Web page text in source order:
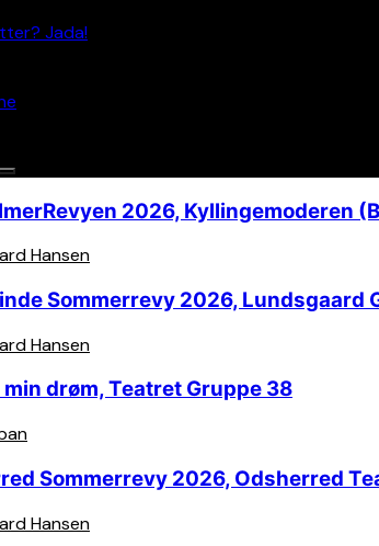
Jada!
2026, Kyllingemoderen
Hansen
Sommerrevy 2026, Lundsgaard
Hansen
drøm, Teatret Gruppe 38
Sommerrevy 2026, Odsherred
Hansen